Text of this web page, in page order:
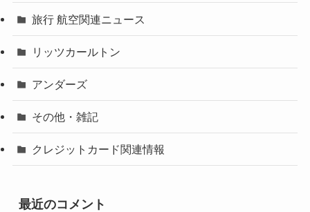
旅行 航空関連ニュース
リッツカールトン
アンダーズ
その他・雑記
クレジットカード関連情報
最近のコメント